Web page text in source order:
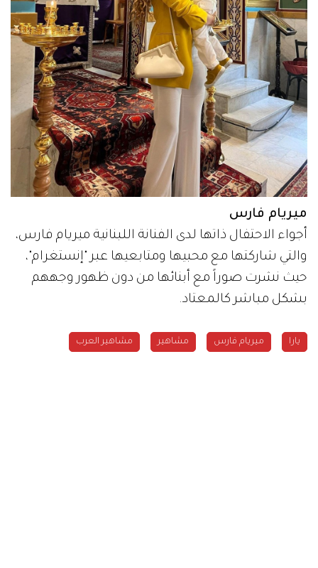
ميريام فارس
أجواء الاحتفال ذاتها لدى الفنانة اللبنانية ميريام فارس،
والتي شاركتها مع محبيها ومتابعيها عبر "إنستغرام"،
حيث نشرت صوراً مع أبنائها من دون ظهور وجههم
بشكل مباشر كالمعتاد.
يارا ميريام فارس مشاهير مشاهير العرب